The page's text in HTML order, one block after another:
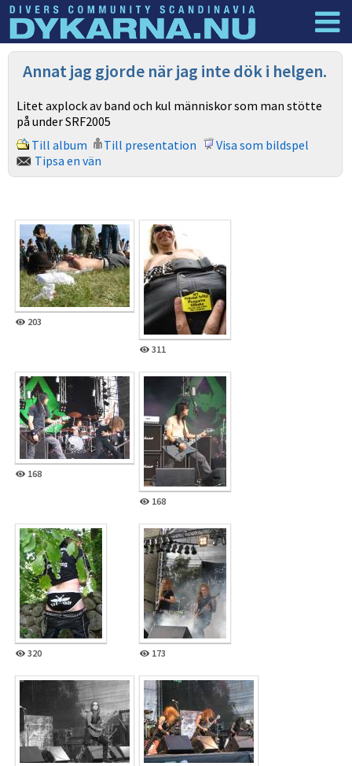
Dyknyheter
Annat jag gjorde när jag inte dök i helgen.
Litet axplock av band och kul människor som man stötte
på under SRF2005
Till album
Till presentation
Visa som bildspel
Tipsa en vän
203
311
168
168
320 173